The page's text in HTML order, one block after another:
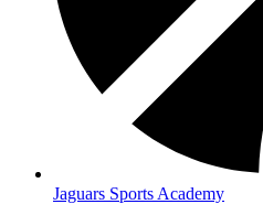
Jaguars Sports Academy